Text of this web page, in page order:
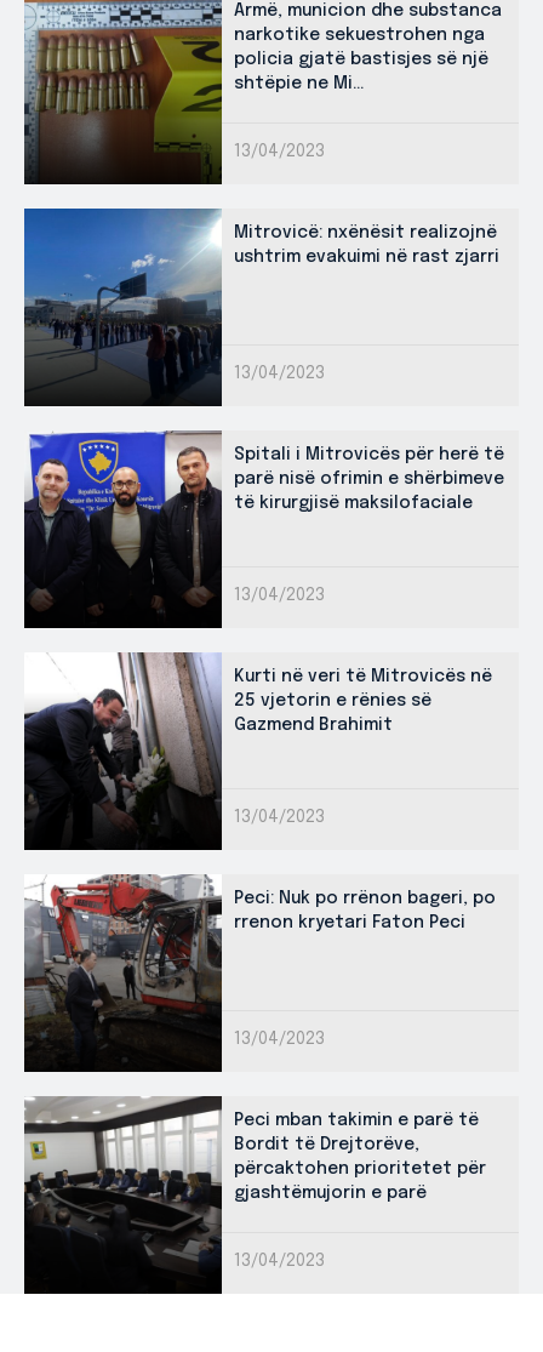
Armë, municion dhe substanca
narkotike sekuestrohen nga
policia gjatë bastisjes së një
shtëpie ne Mi...
13/04/2023
Mitrovicë: nxënësit realizojnë
ushtrim evakuimi në rast zjarri
13/04/2023
Spitali i Mitrovicës për herë të
parë nisë ofrimin e shërbimeve
të kirurgjisë maksilofaciale
13/04/2023
Kurti në veri të Mitrovicës në
25 vjetorin e rënies së
Gazmend Brahimit
13/04/2023
Peci: Nuk po rrënon bageri, po
rrenon kryetari Faton Peci
13/04/2023
Peci mban takimin e parë të
Bordit të Drejtorëve,
përcaktohen prioritetet për
gjashtëmujorin e parë
13/04/2023